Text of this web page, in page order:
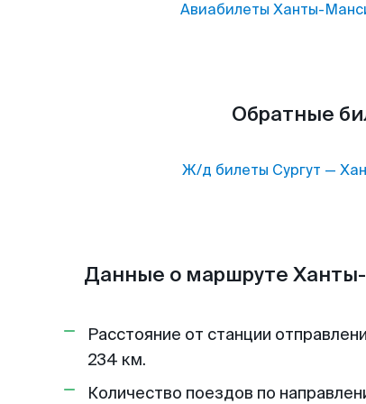
Авиабилеты Ханты-
Обратные
Ж/д билеты Сургут —
Данные о маршруте
Расстояние от станции
234 км.
Количество поездов по